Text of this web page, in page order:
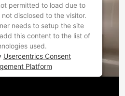
permitted to load due to
disclosed to the visitor.
needs to setup the site
this content to the list of
used.
Usercentrics Consent
Platform